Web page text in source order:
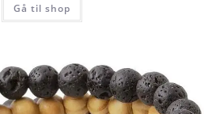
Gå til shop